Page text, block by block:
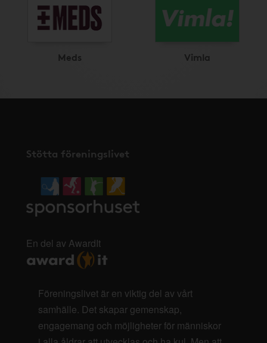
Meds Vimla
Stötta föreningslivet
En del av AwardIt
Föreningslivet är en viktig del av vårt
samhälle. Det skapar gemenskap,
engagemang och möjligheter för människor